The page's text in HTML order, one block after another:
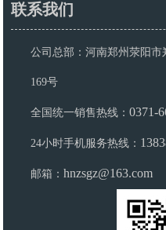
联系我们
公司总部：河南郑州荥阳
169号
全国统一销售热线：0371-
24小时手机服务热线：
邮箱：hnzsgz@163.com